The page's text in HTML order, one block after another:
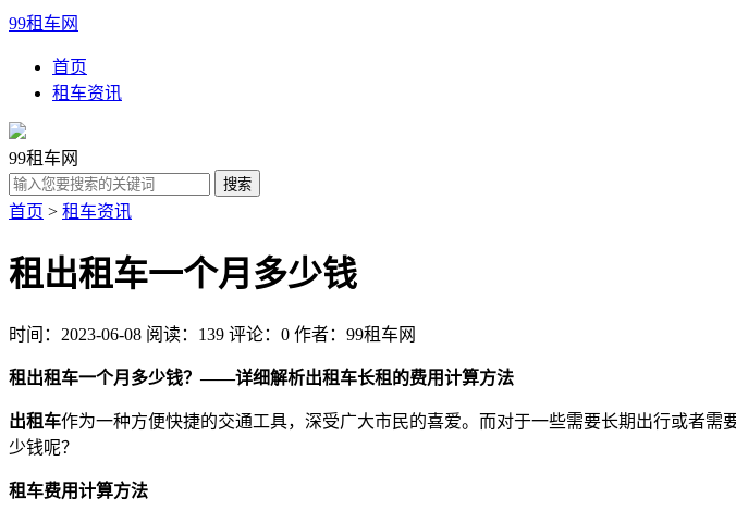
99租车网
首页
租车资讯
99租车网
首页 > 租车资讯
租出租车一个月多少钱
时间：2023-06-08 阅读：139 评论：0 作者：99租车网
租出租车一个月多少钱？——详细解析出租车长租的费用计算方法
出租车作为一种方便快捷的交通工具，深受广大市民的喜爱。而对于一些需要长期出行或者
少钱呢？
租车费用计算方法